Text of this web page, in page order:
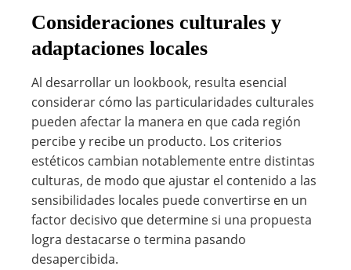
Consideraciones culturales y
adaptaciones locales
Al desarrollar un lookbook, resulta esencial
considerar cómo las particularidades culturales
pueden afectar la manera en que cada región
percibe y recibe un producto. Los criterios
estéticos cambian notablemente entre distintas
culturas, de modo que ajustar el contenido a las
sensibilidades locales puede convertirse en un
factor decisivo que determine si una propuesta
logra destacarse o termina pasando
desapercibida.